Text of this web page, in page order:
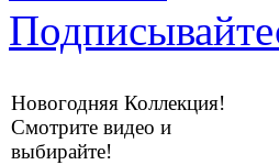
Новогодняя Коллекция!
Смотрите видео и
выбирайте!